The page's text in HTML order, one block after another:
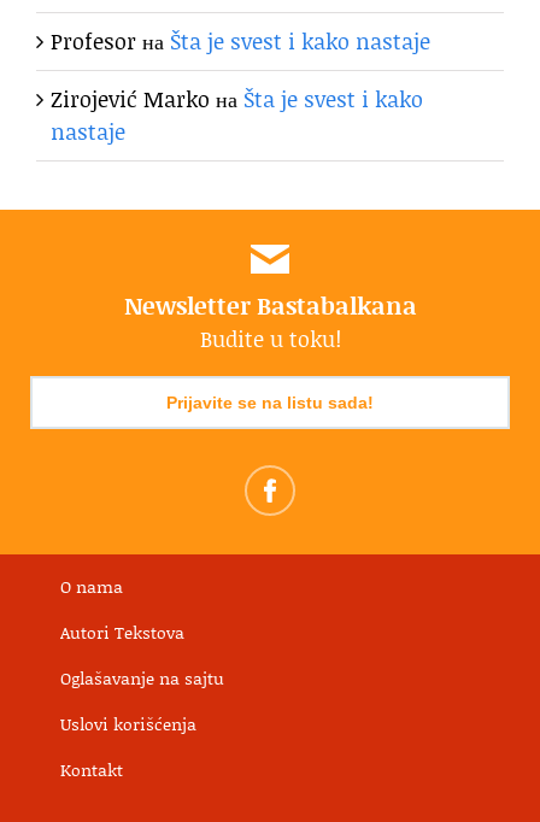
Profesorна Šta je svest i kako nastaje
Zirojević Marko на Šta je svest i kako
nastaje
Newsletter Bastabalkana
Budite u toku!
Prijavite se na listu sada!
O nama
Autori Tekstova
Oglašavanje na sajtu
Uslovi korišćenja
Kontakt